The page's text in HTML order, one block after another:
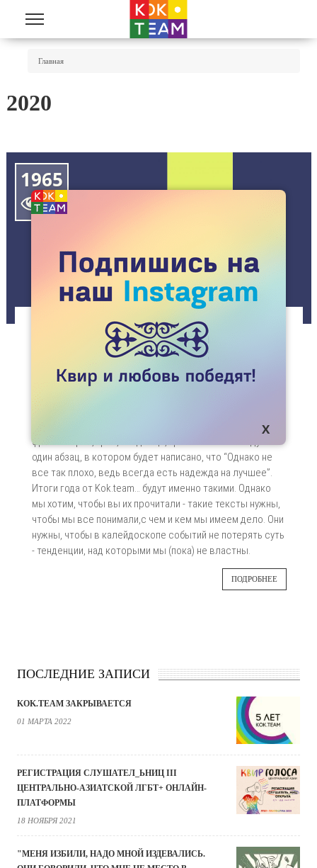
Перейти к основному содержанию
Главная
2020
1965

ИТОГИ ГОДА: ПУСТЬ ВСЕ БУДЕТ НУРБИБИ!
31
Читать итоги года на активистском
Сначала идет часть, которая описывается
фразой: “Гроб, гроб, кладбище, гроб”. А затем следует
один абзац, в котором будет написано, что “Однако не
все так плохо, ведь всегда есть надежда на лучшее”.
Итоги года от Kok.team… будут именно такими. Однако
мы хотим, чтобы вы их прочитали - такие тексты нужны,
чтобы мы все понимали,с чем и кем мы имеем дело. Они
нужны, чтобы в калейдоскопе событий не потерять суть
- тенденции, над которыми мы (пока) не властны.
ПОДРОБНЕЕ
ПОСЛЕДНИЕ ЗАПИСИ
KOK.TEAM ЗАКРЫВАЕТСЯ
01 МАРТА 2022
РЕГИСТРАЦИЯ СЛУШАТЕЛ_ЬНИЦ III
ЦЕНТРАЛЬНО-АЗИАТСКОЙ ЛГБТ+ ОНЛАЙН-
ПЛАТФОРМЫ
18 НОЯБРЯ 2021
"МЕНЯ ИЗБИЛИ, НАДО МНОЙ ИЗДЕВАЛИСЬ.